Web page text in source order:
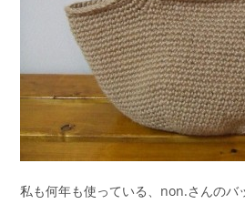
私も何年も使っている、non.さんのバ